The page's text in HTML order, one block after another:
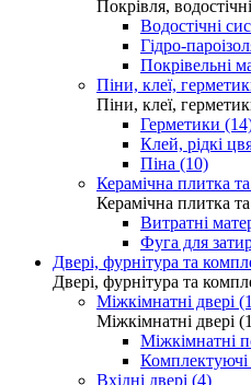
Покрівля,
Водостічні
Гідро-
Покрівельні
Піни, клеї,
Піни, клеї,
Герметики
Клей, рідкі
Піна (10)
Керамічна плитка
Керамічна плитка
Витратні
Фуга для
Двері, фурнітура та
Двері, фурнітура та
Міжкімнатні двері
Міжкімнатні двері
Міжкімнатні
Вхідні двері (4)